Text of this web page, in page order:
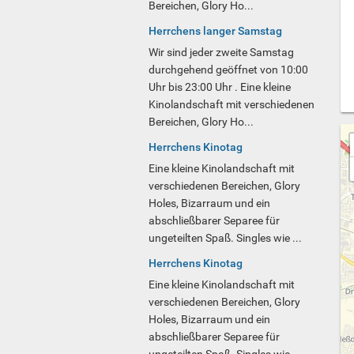
Bereichen, Glory Ho...
Herrchens langer Samstag
Wir sind jeder zweite Samstag
durchgehend geöffnet von 10:00
Uhr bis 23:00 Uhr . Eine kleine
Kinolandschaft mit verschiedenen
Bereichen, Glory Ho...
Herrchens Kinotag
Eine kleine Kinolandschaft mit
verschiedenen Bereichen, Glory
Holes, Bizarraum und ein
abschließbarer Separee für
ungeteilten Spaß. Singles wie ...
Herrchens Kinotag
Eine kleine Kinolandschaft mit
verschiedenen Bereichen, Glory
Holes, Bizarraum und ein
abschließbarer Separee für